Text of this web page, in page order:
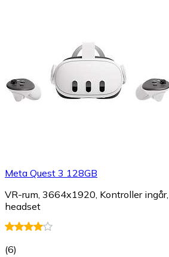
Meta Quest 3 128GB
VR-rum, 3664x1920, Kontroller
headset
(6)